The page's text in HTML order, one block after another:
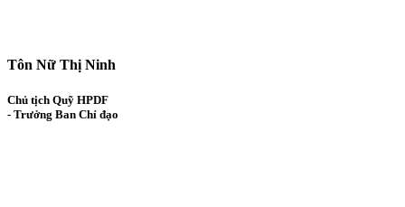
Tôn Nữ Thị Ninh
Chủ tịch Quỹ HPDF
- Trưởng Ban Chỉ đạo